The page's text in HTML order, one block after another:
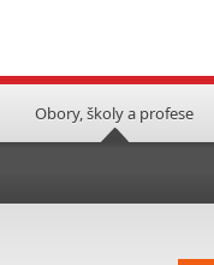
Obory, školy a profese